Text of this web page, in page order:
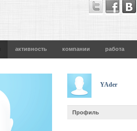
активность компании работа
YAder
Профиль